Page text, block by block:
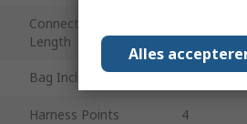
Connecting Element
Length
2m
Bag Included Yes
Harness Points 4
Alles